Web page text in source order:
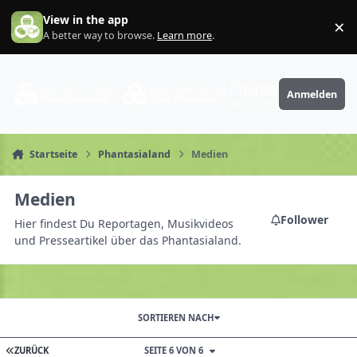
Zum Inhalt springen
View in the app
A better way to browse. Learn more. ×
PhantaFriends.de
Anmelden
Startseite Phantasialand Medien
Medien
Hier findest Du Reportagen, Musikvideos
und Presseartikel über das Phantasialand.
Follower
ZURÜCK SEITE 6 VON 6
SORTIEREN NACH